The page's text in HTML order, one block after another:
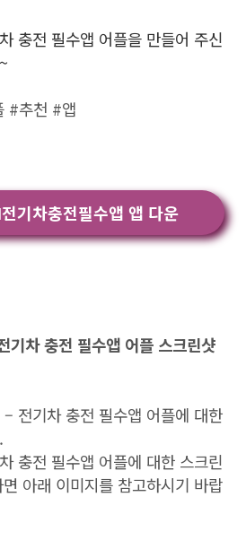
충전 필수앱 어플을 만들어 주신
#추천 #앱
기차충전필수앱 앱 다운
차 충전 필수앱 어플 스크린샷
전기차 충전 필수앱 어플에 대한
충전 필수앱 어플에 대한 스크린
아래 이미지를 참고하시기 바랍